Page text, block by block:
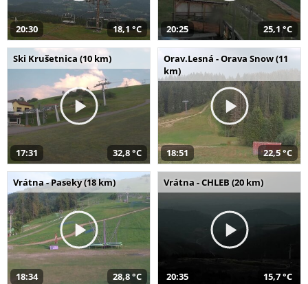
20:30 18,1 °C 20:25 25,1 °C
Ski Krušetnica (10 km)
17:31 32,8 °C
Orav.Lesná - Orava Snow (11
km)
18:51 22,5 °C
Vrátna - Paseky (18 km)
18:34 28,8 °C
Vrátna - CHLEB (20 km)
20:35 15,7 °C